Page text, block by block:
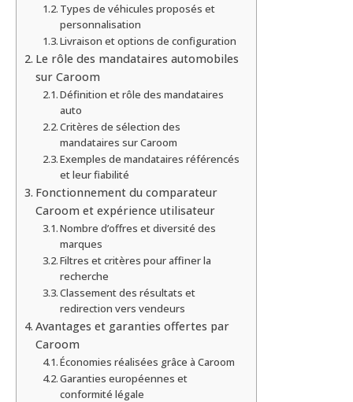
Types de véhicules proposés et
personnalisation
Livraison et options de configuration
Le rôle des mandataires automobiles
sur Caroom
Définition et rôle des mandataires
auto
Critères de sélection des
mandataires sur Caroom
Exemples de mandataires référencés
et leur fiabilité
Fonctionnement du comparateur
Caroom et expérience utilisateur
Nombre d’offres et diversité des
marques
Filtres et critères pour affiner la
recherche
Classement des résultats et
redirection vers vendeurs
Avantages et garanties offertes par
Caroom
Économies réalisées grâce à Caroom
Garanties européennes et
conformité légale